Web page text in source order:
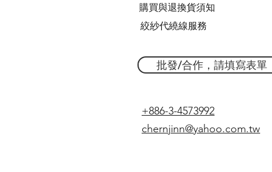
購買與退換貨須知
絞紗代繞線服務
批發/合作，請填寫表單
+886-3-4573992
chernjinn@yahoo.com.tw